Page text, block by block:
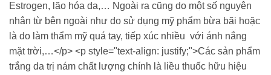
Estrogen, lão hóa da,… Ngoài ra cũng do một số nguyên
nhân từ bên ngoài như do sử dụng mỹ phẩm bừa bãi hoặc
là do làm thẩm mỹ quá tay, tiếp xúc nhiều với ánh nắng
mặt trời,…</p> <p style="text-align: justify;">Các sản phẩm
trắng da trị nám chất lượng chính là liều thuốc hữu hiệu